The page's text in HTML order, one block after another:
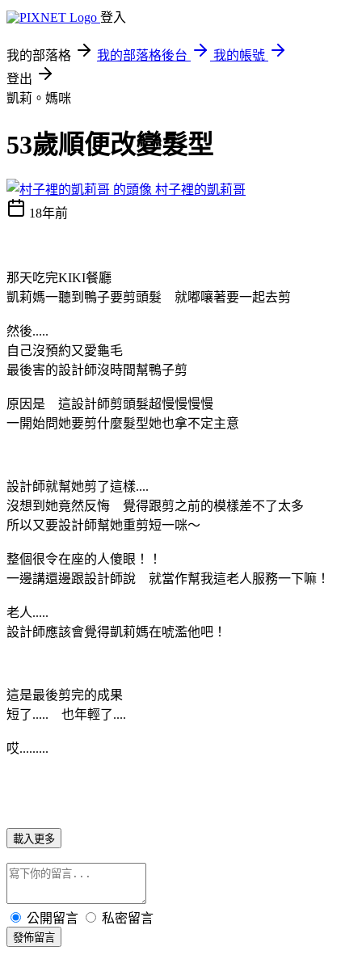
登入
我的部落格 我的部落格後台
我的帳號
登出
凱莉。媽咪
53歲順便改變髮型
村子裡的凱莉哥
18年前
那天吃完KIKI餐廳
凱莉媽一聽到鴨子要剪頭髮 就嘟嚷著要一起去剪
然後.....
自己沒預約又愛龜毛
最後害的設計師沒時間幫鴨子剪
原因是 這設計師剪頭髮超慢慢慢慢
一開始問她要剪什麼髮型她也拿不定主意
設計師就幫她剪了這樣....
沒想到她竟然反悔 覺得跟剪之前的模樣差不了太多
所以又要設計師幫她重剪短一咪～
整個很令在座的人傻眼！！
一邊講還邊跟設計師說 就當作幫我這老人服務一下嘛！
老人.....
設計師應該會覺得凱莉媽在唬濫他吧！
這是最後剪完的成果
短了..... 也年輕了....
哎.........
載入更多
公開留言 私密留言
發佈留言